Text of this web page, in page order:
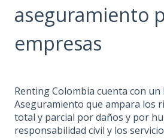
aseguramiento
empresas
Renting Colombia cuenta con un
Aseguramiento que ampara los
total y parcial por daños y por
responsabilidad civil y los